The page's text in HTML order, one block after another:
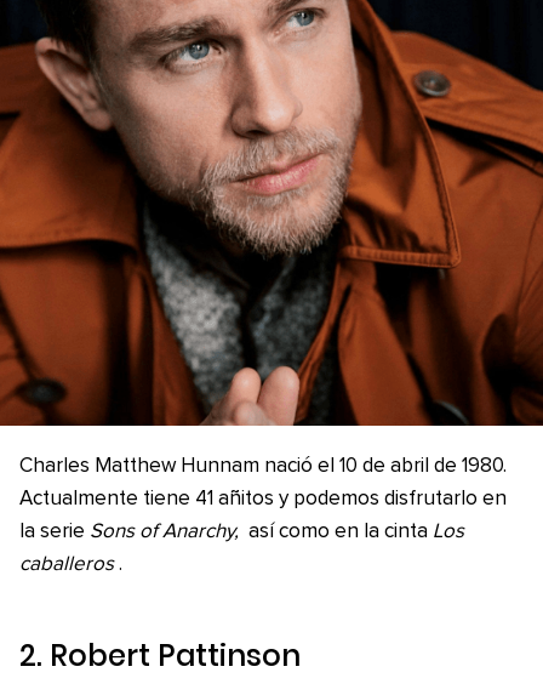
Charles Matthew Hunnam nació el 10 de abril de 1980.
Actualmente tiene 41 añitos y podemos disfrutarlo en
la serie Sons of Anarchy, así como en la cinta Los
caballeros .
2. Robert Pattinson